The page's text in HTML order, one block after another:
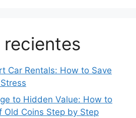
Car Rentals: How to Save
to Hidden Value: How to
Old Coins Step by Step